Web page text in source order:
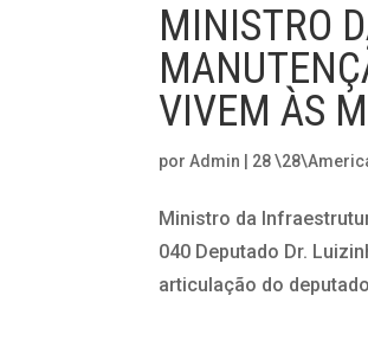
MINISTRO
VIVEM ÀS
porAdmin 28
Ministro da
040 Deputado Dr.
articulação do